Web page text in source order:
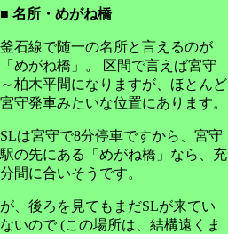
■ 名所・めがね橋
釜石線で随一の名所と言えるのが
「めがね橋」。 区間で言えば宮守
～柏木平間になりますが、ほとんど
宮守発車みたいな位置にあります。
SLは宮守で8分停車ですから、宮守
駅の先にある「めがね橋」なら、充
分間に合いそうです。
が、後ろを見てもまだSLが来てい
ないので (この場所は、結構遠くま